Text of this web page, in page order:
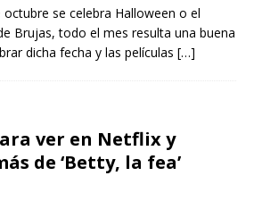
se celebra Halloween o el
Brujas, todo el mes resulta una buena
dicha fecha y las películas […]
ver en Netflix y
de ‘Betty, la fea’